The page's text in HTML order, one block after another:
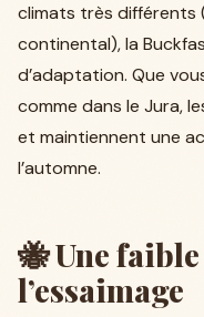
climats très différents
continental), la
d’adaptation. Que
comme dans le Jura,
et maintiennent une
l’automne.
🐝 Une
l’essaimage